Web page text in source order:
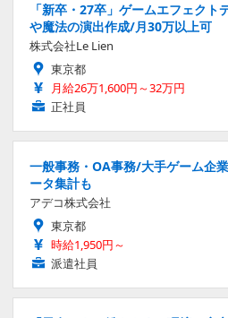
「新卒・27卒」ゲームエフェク
や魔法の演出作成/月30万以上可
株式会社Le Lien
東京都
月給26万1,600円～32万円
正社員
一般事務・OA事務/大手ゲーム企
ータ集計も
アデコ株式会社
東京都
時給1,950円～
派遣社員